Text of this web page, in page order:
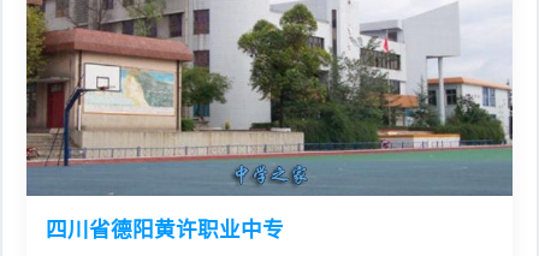
四川省德阳黄许职业中专